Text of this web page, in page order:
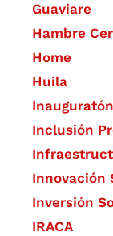
Guaviare
Hambre
Home
Huila
Inauguratón
Inclusión
​Innovación
Inversión
IRACA